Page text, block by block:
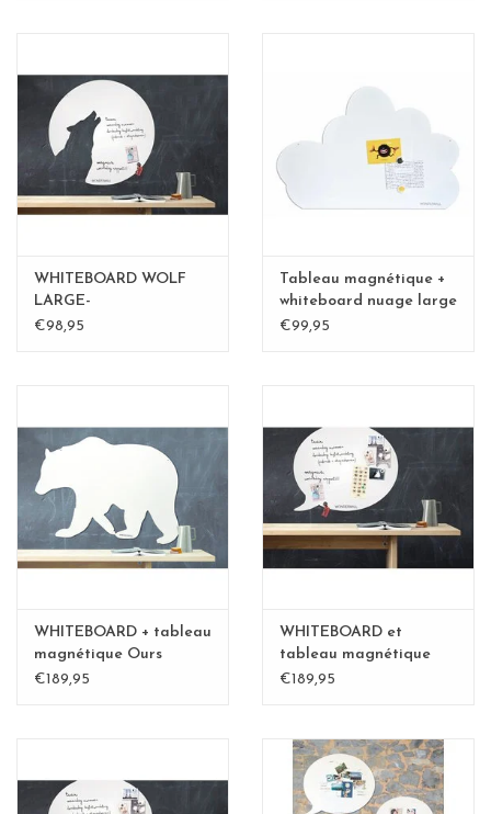
WHITEBOARD WOLF
LARGE-
€98,95
Tableau magnétique +
whiteboard nuage large
€99,95
WHITEBOARD + tableau
magnétique Ours
polaire XL-Special
€189,95
WHITEBOARD et
tableau magnétique
bulle XL
€189,95